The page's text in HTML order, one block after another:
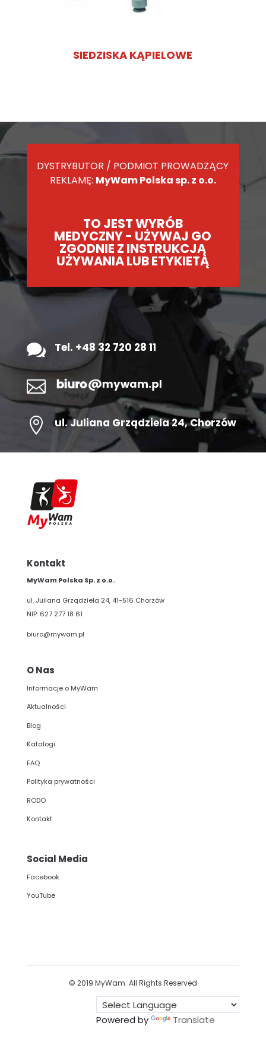
SIEDZISKA KĄPIELOWE
DYSTRYBUTOR / PODMIOT PROWADZĄCY
REKLAMĘ: MyWam Polska sp. z o.o.
TO JEST WYRÓB
MEDYCZNY - UŻYWAJ GO
ZGODNIE Z INSTRUKCJĄ
UŻYWANIA LUB ETYKIETĄ
 Tel. +48 32 720 28 11

 ul.Juliana Grządziela 24, Chorzów
Kontakt
MyWam Polska Sp. z o.o.
ul. Juliana Grządziela 24, 41-516 Chorzów
NIP: 627 277 18 61
biuro@mywam.pl
O Nas
Informacje o MyWam
Aktualności
Blog
Katalogi
FAQ
Polityka prywatności
RODO
Kontakt
Social Media
Facebook
YouTube
© 2019 MyWam. All Rights Reserved
Powered by Translate